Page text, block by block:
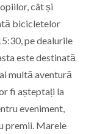
cât și
bicicletelor
pe dealurile
este destinată
multă aventură
fi așteptați la
eveniment,
premii. Marele